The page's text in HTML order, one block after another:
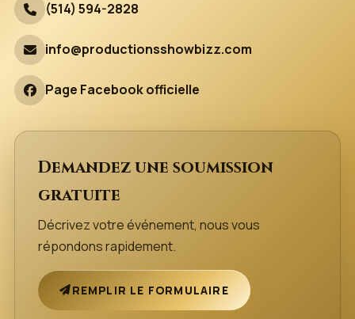
(514) 594-2828
info@productionsshowbizz.com
Page Facebook officielle
Demandez une soumission
gratuite
Décrivez votre événement, nous vous
répondons rapidement.
REMPLIR LE FORMULAIRE